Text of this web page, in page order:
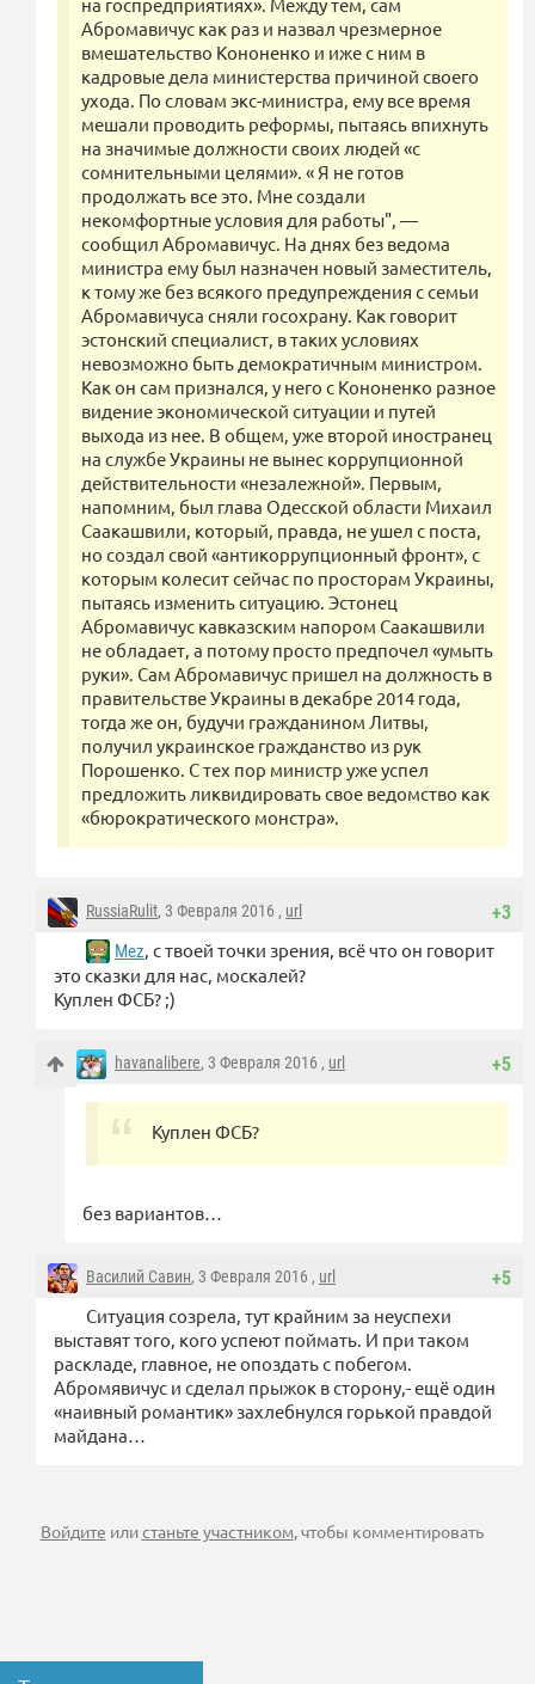
Абромавичус как раз и назвал чрезмерное
вмешательство Кононенко и иже с ним в
кадровые дела министерства причиной своего
ухода. По словам экс-министра, ему все время
мешали проводить реформы, пытаясь впихнуть
на значимые должности своих людей «с
сомнительными целями». « Я не готов
продолжать все это. Мне создали
некомфортные условия для работы", —
сообщил Абромавичус. На днях без ведома
министра ему был назначен новый заместитель,
к тому же без всякого предупреждения с семьи
Абромавичуса сняли госохрану. Как говорит
эстонский специалист, в таких условиях
невозможно быть демократичным министром.
Как он сам признался, у него с Кононенко разное
видение экономической ситуации и путей
выхода из нее. В общем, уже второй иностранец
на службе Украины не вынес коррупционной
действительности «незалежной». Первым,
напомним, был глава Одесской области Михаил
Саакашвили, который, правда, не ушел с поста,
но создал свой «антикоррупционный фронт», с
которым колесит сейчас по просторам Украины,
пытаясь изменить ситуацию. Эстонец
Абромавичус кавказским напором Саакашвили
не обладает, а потому просто предпочел «умыть
руки». Сам Абромавичус пришел на должность в
правительстве Украины в декабре 2014 года,
тогда же он, будучи гражданином Литвы,
получил украинское гражданство из рук
Порошенко. С тех пор министр уже успел
предложить ликвидировать свое ведомство как
«бюрократического монстра».
+3
RussiaRulit, 3 Февраля 2016 , url
Mez, с твоей точки зрения, всё что он говорит
это сказки для нас, москалей?
Куплен ФСБ? ;)
+5
havanalibere, 3 Февраля 2016 , url
Куплен ФСБ?
без вариантов…
+5
Василий Савин, 3 Февраля 2016 , url
Ситуация созрела, тут крайним за неуспехи
выставят того, кого успеют поймать. И при таком
раскладе, главное, не опоздать с побегом.
Абромявичус и сделал прыжок в сторону,- ещё один
«наивный романтик» захлебнулся горькой правдой
майдана…
Войдите илистаньте участником, чтобы комментировать